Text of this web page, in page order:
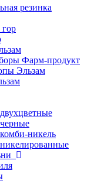
резинка
гор
Фарм-продукт
Эльзам
никель